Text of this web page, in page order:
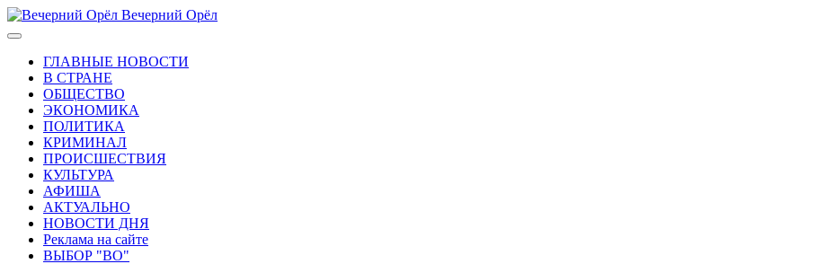
Вечерний Орёл
ГЛАВНЫЕ НОВОСТИ
В СТРАНЕ
ОБЩЕСТВО
ЭКОНОМИКА
ПОЛИТИКА
КРИМИНАЛ
ПРОИСШЕСТВИЯ
КУЛЬТУРА
АФИША
АКТУАЛЬНО
НОВОСТИ ДНЯ
Реклама на сайте
ВЫБОР "ВО"